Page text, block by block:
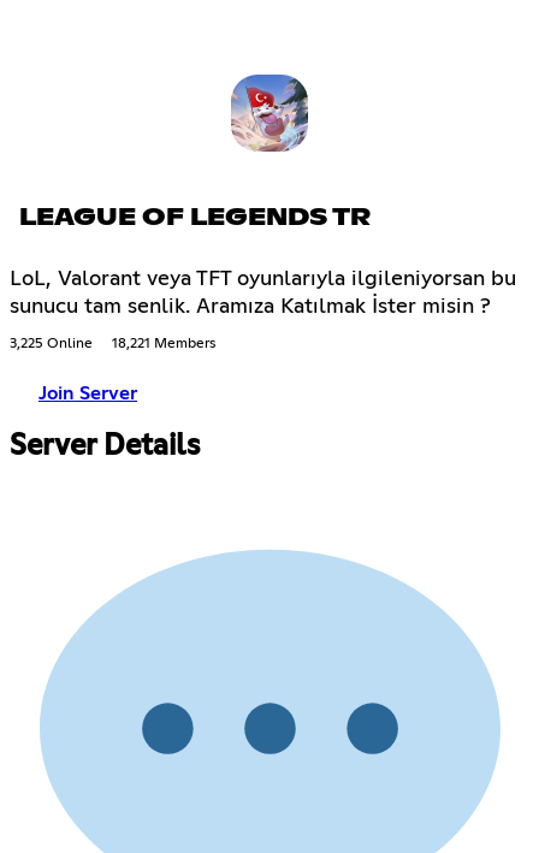
LEAGUE OF LEGENDS TR
LoL, Valorant veya TFT oyunlarıyla ilgileniyorsan bu
sunucu tam senlik. Aramıza Katılmak İster misin ?
3,225 Online 18,221 Members
Join Server
Server Details